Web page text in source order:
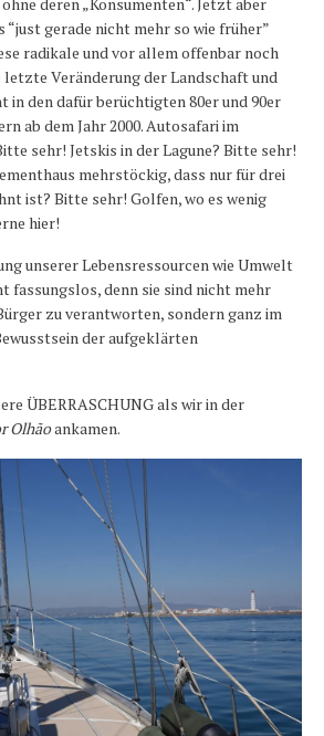
“just gerade nicht mehr so wie früher”
radikale und vor allem offenbar noch
Veränderung der Landschaft und
in den dafür berüchtigten 80er und 90er
ab dem Jahr 2000. Autosafari im
sehr! Jetskis in der Lagune? Bitte sehr!
mehrstöckig, dass nur für drei
ist? Bitte sehr! Golfen, wo es wenig
hier!
unserer Lebensressourcen wie Umwelt
fassungslos, denn sie sind nicht mehr
zu verantworten, sondern ganz im
der aufgeklärten
ÜBERRASCHUNG als wir in der
Olhãoankamen.